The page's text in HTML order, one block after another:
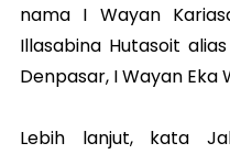
nama I Wayan
Illasabina Hutasoit
Denpasar, I Wayan Eka
Lebih lanjut, kata